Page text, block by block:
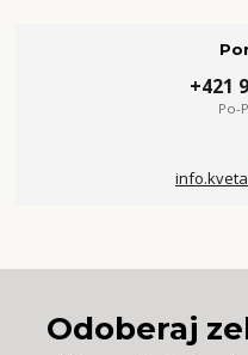
+421
Po-
Odoberaj